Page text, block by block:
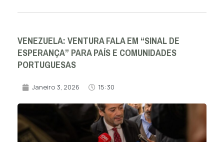
VENEZUELA: VENTURA FALA EM “SINAL DE
ESPERANÇA” PARA PAÍS E COMUNIDADES
PORTUGUESAS
Janeiro 3, 2026 15:30